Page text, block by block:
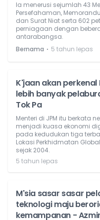
Ia menerusi sejumlah 43
Persefahaman,
dan Surat Niat serta 602
perniagaan dengan
antarabangsa.
Bernama ⋅ 5 tahun lepas
K'jaan akan perkenal
lebih banyak
Tok Pa
Menteri di JPM itu berkata
menjadi kuasa ekonomi
pada kedudukan tiga
Lokasi Perkhidmatan
sejak 2004.
5 tahun lepas
M'sia sasar sasar
teknologi maju
kemampanan -